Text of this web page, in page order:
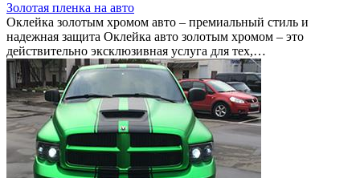
Золотая пленка на авто
Оклейка золотым хромом авто – премиальный стиль и
надежная защита Оклейка авто золотым хромом – это
действительно эксклюзивная услуга для тех,…